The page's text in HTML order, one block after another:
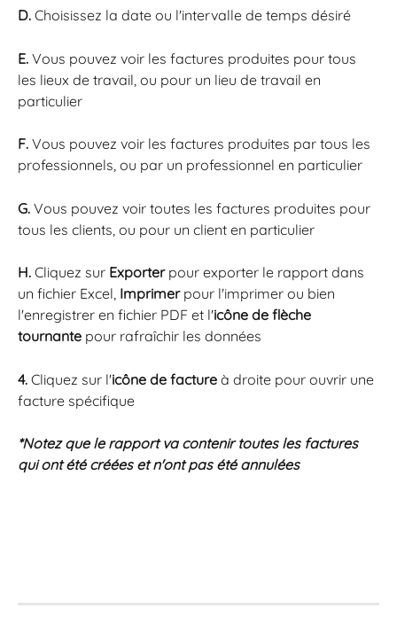
D. Choisissez la date ou l'intervalle de temps désiré
E. Vous pouvez voir les factures produites pour tous
les lieux de travail, ou pour un lieu de travail en
particulier
F. Vous pouvez voir les factures produites par tous les
professionnels, ou par un professionnel en particulier
G. Vous pouvez voir toutes les factures produites pour
tous les clients, ou pour un client en particulier
H. Cliquez sur Exporter pour exporter le rapport dans
un fichier Excel, Imprimer pour l'imprimer ou bien
l'enregistrer en fichier PDF et l'icône de flèche
tournante pour rafraîchir les données
4. Cliquez sur l'icône de facture à droite pour ouvrir une
facture spécifique
*Notez que le rapport va contenir toutes les factures
qui ont été créées et n'ont pas été annulées